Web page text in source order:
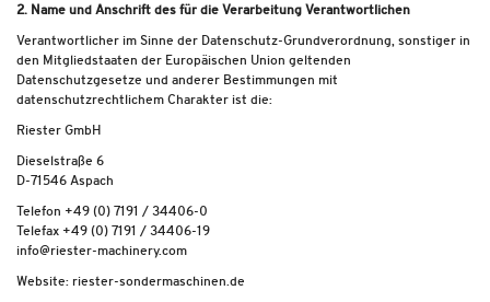
2. Name und Anschrift des für die Verarbeitung Verantwortlichen
Verantwortlicher im Sinne der Datenschutz-Grundverordnung, sonstiger in
den Mitgliedstaaten der Europäischen Union geltenden
Datenschutzgesetze und anderer Bestimmungen mit
datenschutzrechtlichem Charakter ist die:
Riester GmbH
Dieselstraße 6
D-71546 Aspach
Telefon +49 (0) 7191 / 34406-0
Telefax +49 (0) 7191 / 34406-19
info@riester-machinery.com
Website: riester-sondermaschinen.de